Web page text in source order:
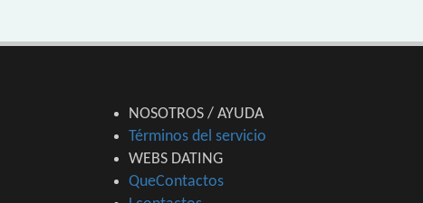
NOSOTROS / AYUDA
Términos del servicio
WEBS DATING
QueContactos